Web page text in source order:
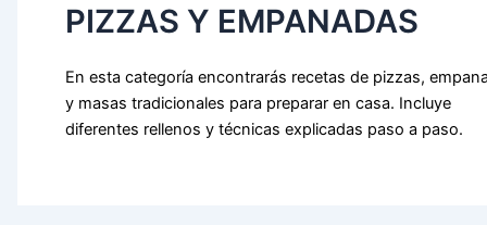
PIZZAS Y EMPANADAS
En esta categoría encontrarás recetas de pizzas,
y masas tradicionales para preparar en casa. Incluye
diferentes rellenos y técnicas explicadas paso a paso.